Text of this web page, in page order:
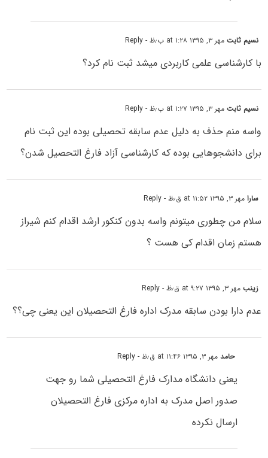
نسیم ثابتمهر ۳, ۱۳۹۵ at ۱:۲۸ ب٫ظ - Reply
با کارشناسی علمی کاربردی میشد ثبت نام کرد؟
نسیم ثابتمهر ۳, ۱۳۹۵ at ۱:۲۷ ب٫ظ - Reply
واسه منم حذف به دلیل عدم سابقه تحصیلی بوده این ثبت نام
برای دانشجوهایی بوده که کارشناسی آزاد فارغ التحصیل شدن؟
سارامهر ۳, ۱۳۹۵ at ۱۱:۵۲ ق٫ظ - Reply
سلام من چطوری میتونم واسه بدون کنکور ارشد اقدام کنم شیراز
هستم زمان اقدام کی هست ؟
زینبمهر ۳, ۱۳۹۵ at ۹:۲۷ ق٫ظ - Reply
عدم دارا بودن سابقه مدرک اداره فارغ التحصیلان این یعنی چی؟؟
حامدمهر ۳, ۱۳۹۵ at ۱۱:۴۶ ق٫ظ - Reply
یعنی دانشگاه مدارک فارغ التحصیلی شما رو جهت
صدور اصل مدرک به اداره مرکزی فارغ التحصیلان
ارسال نکرده